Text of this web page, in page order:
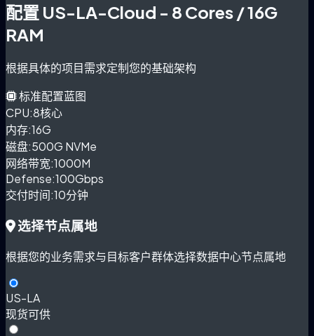
配置 US-LA-Cloud - 8 Cores / 16G
RAM
根据具体的项目需求定制您的基础架构
标准配置蓝图
CPU:8核心
内存:16G
磁盘:500G NVMe
网络带宽:1000M
Defense:100Gbps
交付时间:10分钟
选择节点属地
根据您的业务需求与目标客户群体选择数据中心节点属地
US-LA
现货可供